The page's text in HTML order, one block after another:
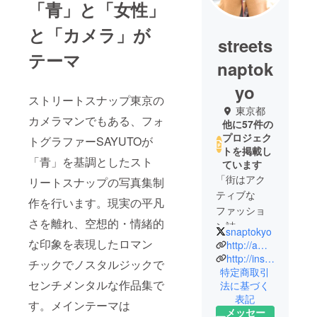
「青」と「女性」
と「カメラ」が
テーマ
ストリートスナップ東京の
カメラマンでもある、フォ
トグラファーSAYUTOが
「青」を基調としたスト
リートスナップの写真集制
作を行います。現実の平凡
さを離れ、空想的・情緒的
な印象を表現したロマン
チックでノスタルジックで
センチメンタルな作品集で
す。メインテーマは
streets
naptok
yo
東京都
他に57件の
プロジェク
トを掲載し
ています
「街はアク
ティブな
ファッショ
ン誌」、
「おしゃれ
な人のス
ナップ集」
と題し、
ファッショ
snaptokyo
http://ameblo.jp/streetsnaptokyo
http://instagram.com/streetsnaptokyo
特定商取引
法に基づく
表記
メッセー